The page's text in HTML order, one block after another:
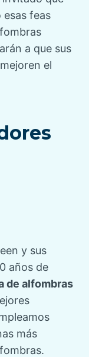
esas feas
a que sus
el
y sus
años de
de alfombras
más